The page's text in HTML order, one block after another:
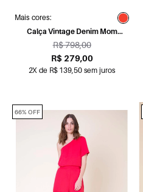
Mais cores:
Calça Vintage Denim Mom
Vermelho
R$ 798,00
R$ 279,00
2X de R$ 139,50 sem juros
66% OFF